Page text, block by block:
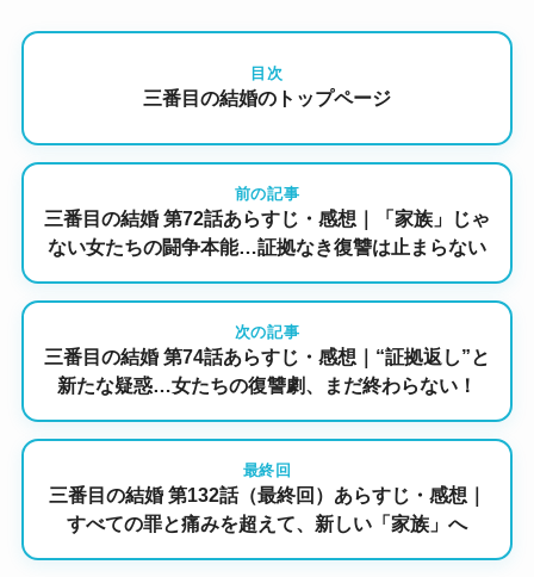
目次
三番目の結婚のトップページ
前の記事
三番目の結婚 第72話あらすじ・感想｜「家族」じゃ
ない女たちの闘争本能…証拠なき復讐は止まらない
次の記事
三番目の結婚 第74話あらすじ・感想｜“証拠返し”と
新たな疑惑…女たちの復讐劇、まだ終わらない！
最終回
三番目の結婚 第132話（最終回）あらすじ・感想｜
すべての罪と痛みを超えて、新しい「家族」へ